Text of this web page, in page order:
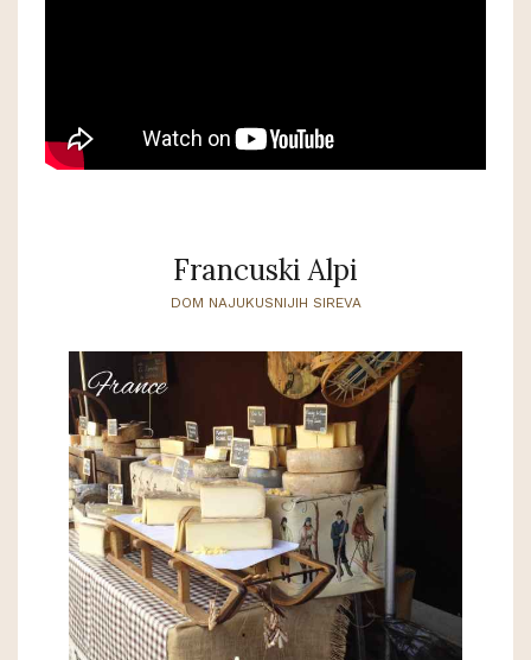
Francuski Alpi
DOM NAJUKUSNIJIH SIREVA